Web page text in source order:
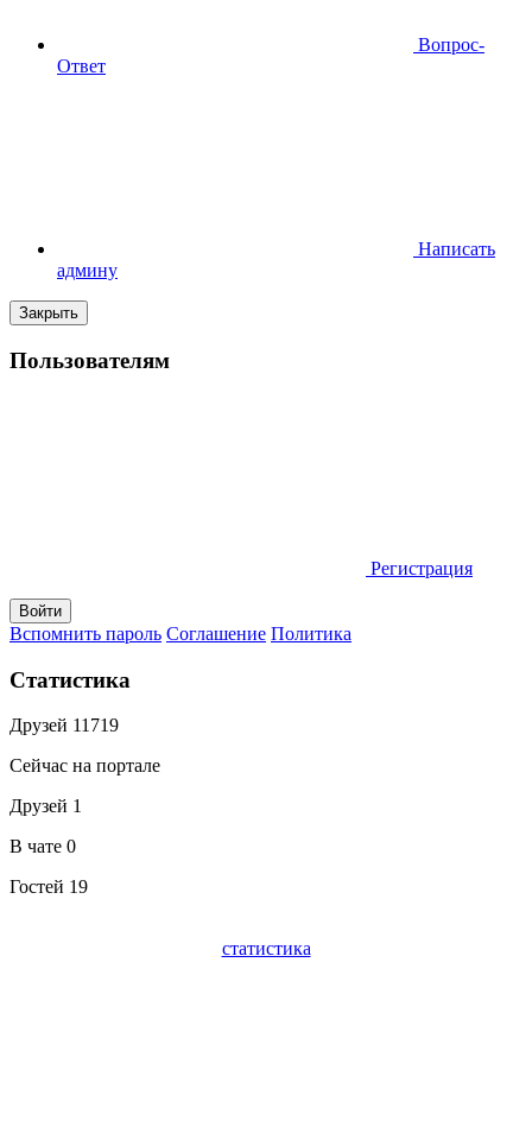
Вопрос-
Ответ
Написать
админу
Закрыть
Пользователям
Регистрация
Вспомнить пароль Соглашение Политика
Статистика
Друзей 11719
Сейчас на портале
Друзей 1
В чате 0
Гостей 19
статистика